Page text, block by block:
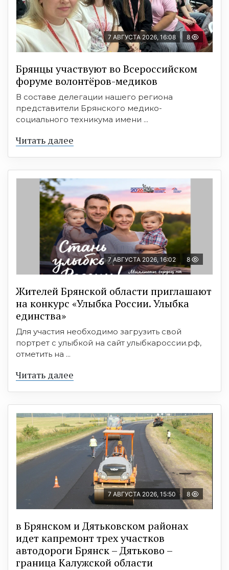
7 АВГУСТА 2026, 16:08 8
Брянцы участвуют во Всероссийском
форуме волонтёров-медиков
В составе делегации нашего региона
представители Брянского медико-
социального техникума имени ...
Читать далее
7 АВГУСТА 2026, 16:02 8
Жителей Брянской области приглашают
на конкурс «Улыбка России. Улыбка
единства»
Для участия необходимо загрузить свой
портрет с улыбкой на сайт улыбкароссии.рф,
отметить на ...
Читать далее
7 АВГУСТА 2026, 15:50 8
в Брянском и Дятьковском районах
идет капремонт трех участков
автодороги Брянск – Дятьково –
граница Калужской области